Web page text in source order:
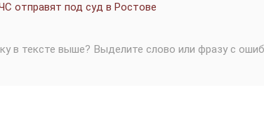
отправят под суд в Ростове
в тексте выше? Выделите слово или фразу с